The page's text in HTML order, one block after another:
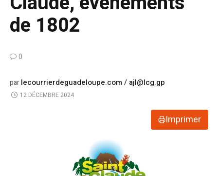
de 1802
0
parlecourrierdeguadeloupe.com / ajl@lcg.gp
12 DÉCEMBRE 2024
Imprimer